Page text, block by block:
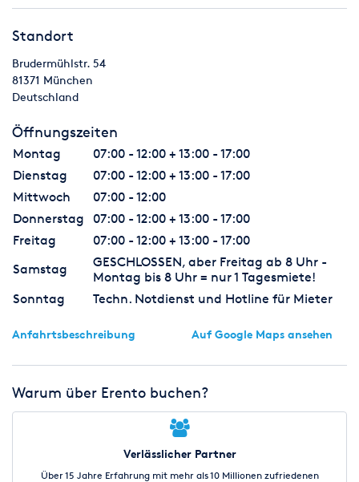
Standort
Brudermühlstr. 54
81371 München
Deutschland
Öffnungszeiten
Montag
07:00 - 12:00 + 13:00 - 17:00
Dienstag
07:00 - 12:00 + 13:00 - 17:00
Mittwoch
07:00 - 12:00
Donnerstag
07:00 - 12:00 + 13:00 - 17:00
Freitag
07:00 - 12:00 + 13:00 - 17:00
Samstag
GESCHLOSSEN, aber Freitag ab 8 Uhr -
Montag bis 8 Uhr = nur 1 Tagesmiete!
Sonntag
Techn. Notdienst und Hotline für Mieter
Anfahrtsbeschreibung Auf Google Maps ansehen
Warum über Erento buchen?
Verlässlicher Partner
Über 15 Jahre Erfahrung mit mehr als 10 Millionen zufriedenen